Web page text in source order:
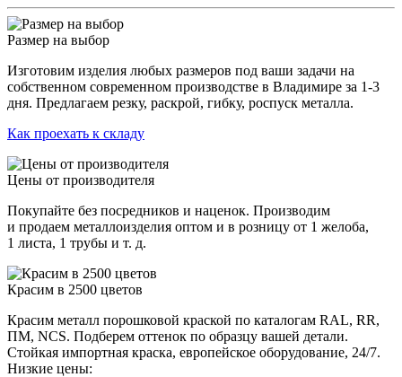
Размер на выбор
Изготовим изделия любых размеров под ваши задачи на
собственном современном производстве в Владимире за 1-3
дня. Предлагаем резку, раскрой, гибку, роспуск металла.
Как проехать к складу
Цены от производителя
Покупайте без посредников и наценок. Производим
и продаем металлоизделия оптом и в розницу от 1 желоба,
1 листа, 1 трубы и т. д.
Красим в 2500 цветов
Красим металл порошковой краской по каталогам RAL, RR,
ПМ, NCS. Подберем оттенок по образцу вашей детали.
Стойкая импортная краска, европейское оборудование, 24/7.
Низкие цены: